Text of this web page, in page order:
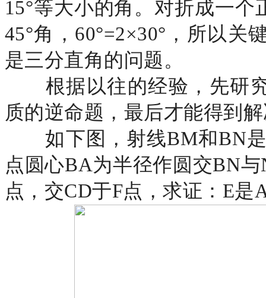
15°等大小的角。对折成一
45°角，60°=2×30°，所以关
是三分直角的问题。
根据以往的经验，先研
质的逆命题，最后才能得到
如下图，射线BM和BN
点圆心BA为半径作圆交BN
点，交CD于F点，求证：E是